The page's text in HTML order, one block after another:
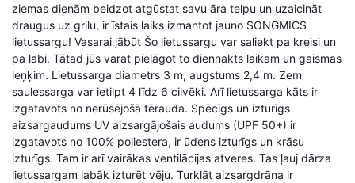
ziemas dienām beidzot atgūstat savu āra telpu un uzaicināt
draugus uz grilu, ir īstais laiks izmantot jauno SONGMICS
lietussargu! Vasarai jābūt Šo lietussargu var saliekt pa kreisi un
pa labi. Tātad jūs varat pielāgot to diennakts laikam un gaismas
leņķim. Lietussarga diametrs 3 m, augstums 2,4 m. Zem
saulessarga var ietilpt 4 līdz 6 cilvēki. Arī lietussarga kāts ir
izgatavots no nerūsējošā tērauda. Spēcīgs un izturīgs
aizsargaudums UV aizsargājošais audums (UPF 50+) ir
izgatavots no 100% poliestera, ir ūdens izturīgs un krāsu
izturīgs. Tam ir arī vairākas ventilācijas atveres. Tas ļauj dārza
lietussargam labāk izturēt vēju. Turklāt aizsargdrāna ir